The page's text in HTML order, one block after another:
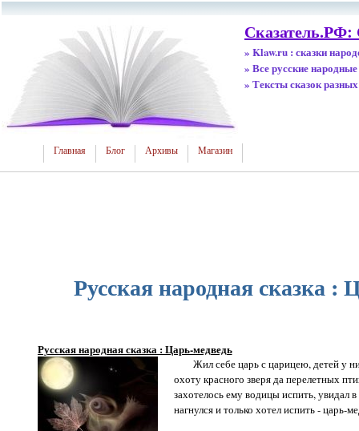
Сказатель.РФ:
» Klaw.ru : сказки
» Все русские народные
» Тексты сказок
Главная Блог Архивы Магазин
Русская народная сказка :
Русская народная сказка : Царь-медведь
Жил себе царь с царицею, детей у
охоту красного зверя да перелетных
захотелось ему водицы испить, увидал
нагнулся и только хотел испить - царь-